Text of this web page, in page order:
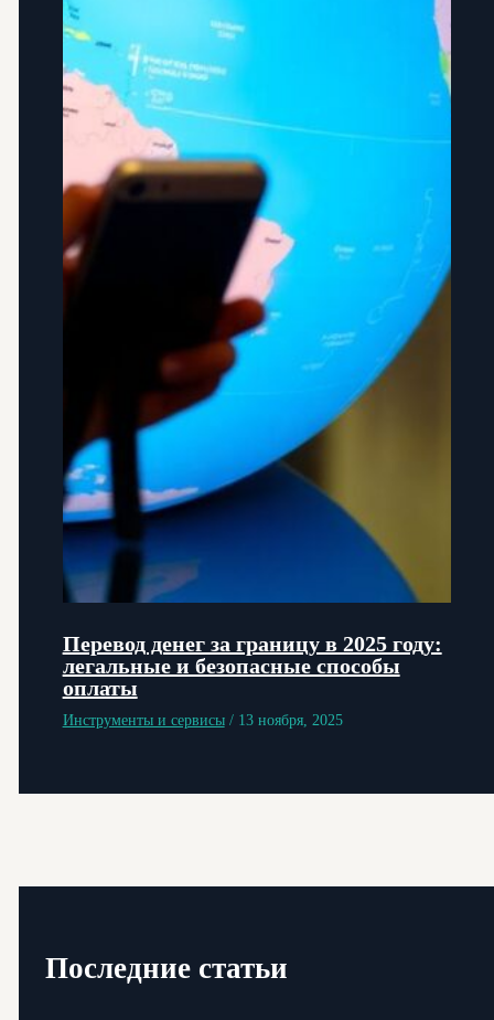
Последние статьи
Перевод денег за границу в 2025 году:
легальные и безопасные способы
оплаты
Инструменты и сервисы/ 13 ноября, 2025